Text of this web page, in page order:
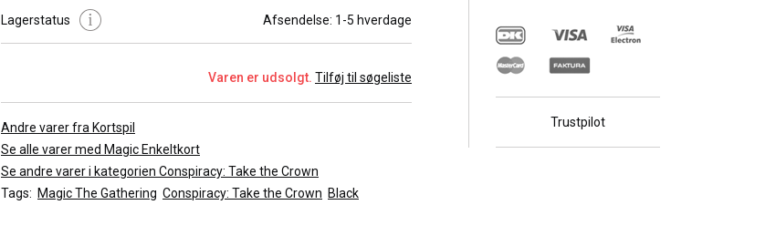
Kort Navn : Blood-Toll Harpy
Kort Type :Creature - Harpy
Sjældenhed :Common
Kort Nummer :129/221
Udvidelse :Conspiracy - Take the Crown
Tegner :Kev Walker
Lagerstatus Afsendelse: 1-5 hverdage
Varen er udsolgt. Tilføj til søgeliste
Andre varer fra Kortspil
Se alle varer med Magic Enkeltkort
Se andre varer i kategorien Conspiracy: Take the Crown
Tags: Magic The Gathering Conspiracy: Take the Crown Black
Trustpilot